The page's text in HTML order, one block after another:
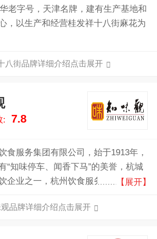
老字号，天津名牌，建有生产基地和
，以生产和经营桂发祥十八街麻花为
八街品牌详细介绍点击展开
: 7.8
食服务集团有限公司，始于1913年，
“知味停车、闻香下马”的美誉，杭城
企业之一，杭州饮食服务集团下属大
【展开】
品牌详细介绍点击展开